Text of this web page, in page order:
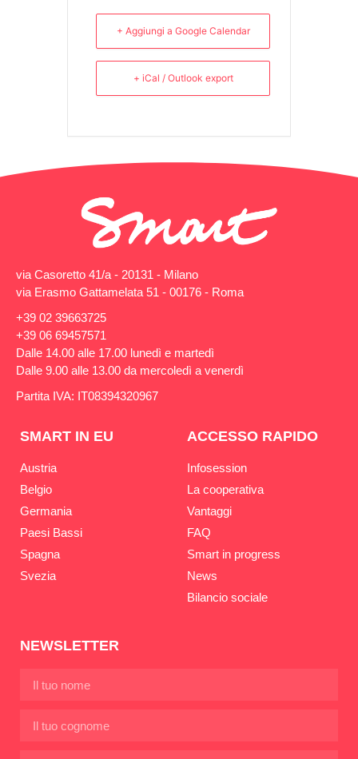
+ Aggiungi a Google Calendar
+ iCal / Outlook export
via Casoretto 41/a - 20131 - Milano
via Erasmo Gattamelata 51 - 00176 - Roma
+39 02 39663725
+39 06 69457571
Dalle 14.00 alle 17.00 lunedì e martedì
Dalle 9.00 alle 13.00 da mercoledì a venerdì
Partita IVA: IT08394320967
SMART IN EU
Austria
Belgio
Germania
Paesi Bassi
Spagna
Svezia
ACCESSO RAPIDO
Infosession
La cooperativa
Vantaggi
FAQ
Smart in progress
News
Bilancio sociale
NEWSLETTER